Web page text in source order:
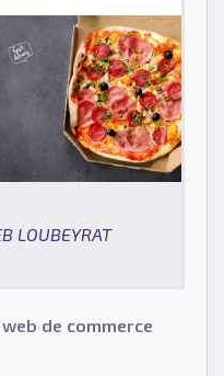
LOUBEYRAT
de commerce